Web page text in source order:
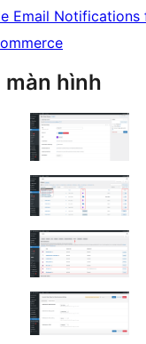
Email Notifications
màn hình